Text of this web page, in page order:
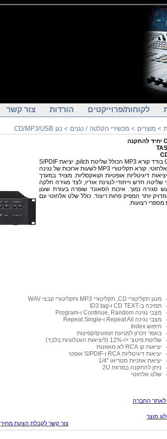
לקוחות/פרוייקטים הורדות צור קשר
> מוצרים > מכשירי הקלטה / נגנים > נגן CD/MP3/USB
נגן CD בודד קורא MP3 הכולל שליטת pitch, יציאת S/PDIF
ושלט אלחוטי. קורא תקליטורי MP3 לשעות ארוכות של נגינה
דיגיטליות אופטיות וקואקסליות. מצויד במערך
שליטה חדש וייחודי לנגינת אודיו, לצד מגירה חלקה
סגירה נמוך. איכות הסאונד שופרה בעזרת שעון
מדויק יותר המפיק פחות ריצוד. כולל שלט אלחוטי עם
מספרי רצועות.
מנגן תקליטורי CD, תקליטורי MP3 ותקליטורי קבצי WAV
תמיכה ב-CD TEXT ו-ID3 tag
מצבי נגינה Continue, Random ו-Program
מצבי נגינה Repeat All ו-Repeat Single
חיפוש Index
באפר זיכרון למניעת זעזועים/קפיצות
שליטת פיטצ' +/-12% (ליציאות האנלוגיות בלבד)
יציאות קו RCA לא מאוזנות
יציאות דיגיטליות RCA ו-S/PDIF אופטי
יציאת אוזניות סטריאו "1/4
ניתן להתקנה במרווח 2U
שלט אלחוטי
לאתר החברה
מוצר
צור קשר לקבלת הצעת מחיר